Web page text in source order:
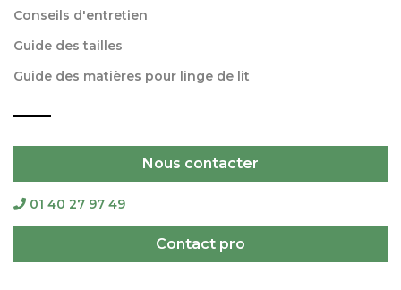
Conseils d'entretien
Guide des tailles
Guide des matières pour linge de lit
Nous contacter
01 40 27 97 49
Contact pro